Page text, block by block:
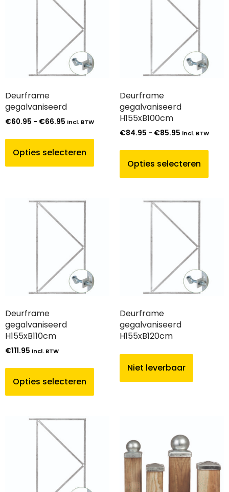
Deurframe
gegalvaniseerd
€60.95 - €66.95 incl. BTW
Opties selecteren
Deurframe
gegalvaniseerd
H155xB100cm
€84.95 - €85.95 incl. BTW
Opties selecteren
Deurframe
gegalvaniseerd
H155xB110cm
€111.95 incl. BTW
Opties selecteren
Deurframe
gegalvaniseerd
H155xB120cm
Niet leverbaar